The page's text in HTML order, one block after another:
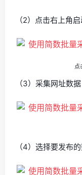
（2）点击右上角
点
（3）采集网址数据
（4）选择要发布